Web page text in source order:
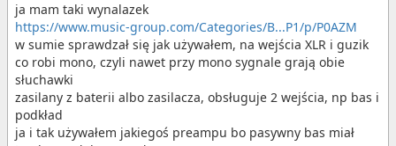
ja mam taki wynalazek
https://www.music-group.com/Categories/B...P1/p/P0AZM
w sumie sprawdzał się jak używałem, na wejścia XLR i guzik
co robi mono, czyli nawet przy mono sygnale grają obie
słuchawki
zasilany z baterii albo zasilacza, obsługuje 2 wejścia, np bas i
podkład
ja i tak używałem jakiegoś preampu bo pasywny bas miał